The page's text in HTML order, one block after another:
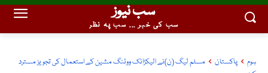
سب نیوز
سب کی خبر ... سب پہ نظر
ہوم پاکستان
مسلم لیگ (ن)نے الیکڑانک ووٹنگ مشین کے استعمال کی تجویز مسترد